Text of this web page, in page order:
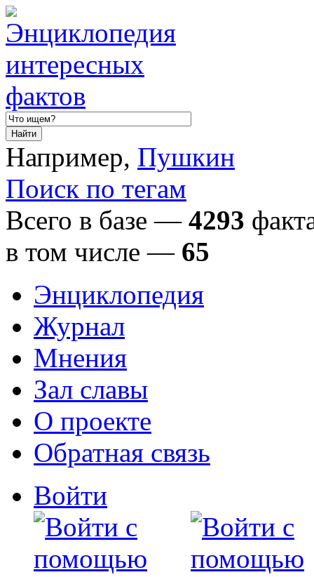
Например, Пушкин
Поиск по тегам
Всего в базе — 4293
в том числе— 65
Энциклопедия
Журнал
Мнения
Зал славы
О проекте
Обратная связь
Войти